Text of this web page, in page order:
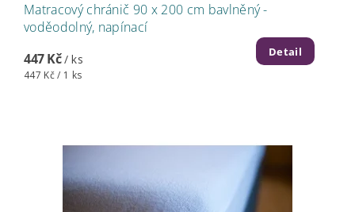
Matracový chránič 90 x 200 cm bavlněný -
voděodolný, napínací
447 Kč/ ks
447 Kč / 1 ks
Detail